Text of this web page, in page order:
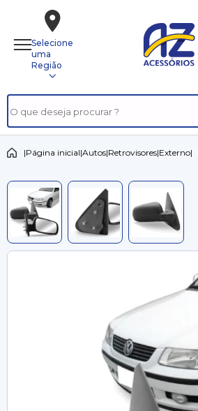
Selecione
uma
Região
|Página inicial|Autos|Retrovisores|Externo|